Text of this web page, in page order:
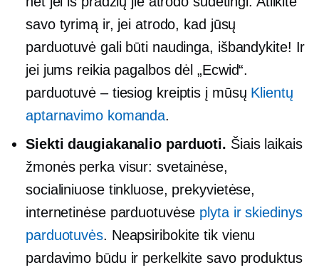
savo tyrimą ir, jei atrodo, kad jūsų
parduotuvė gali būti naudinga, išbandykite! Ir
jei jums reikia pagalbos dėl „Ecwid“.
parduotuvė – tiesiog kreiptis į mūsų Klientų
aptarnavimo komanda.
Siektidaugiakanalio parduoti. Šiais laikais
žmonės perka visur: svetainėse,
socialiniuose tinkluose, prekyvietėse,
internetinėse parduotuvėse plyta ir skiedinys
parduotuvės. Neapsiribokite tik vienu
pardavimo būdu ir perkelkite savo produktus